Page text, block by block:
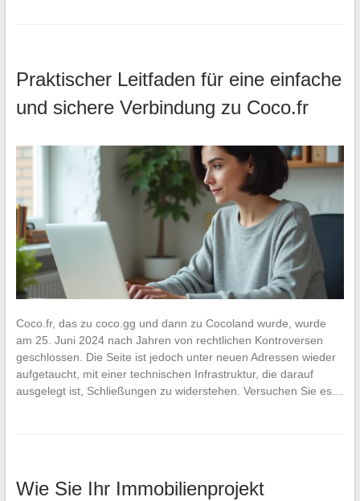
Praktischer Leitfaden für eine einfache
und sichere Verbindung zu Coco.fr
Coco.fr, das zu coco.gg und dann zu Cocoland wurde, wurde
am 25. Juni 2024 nach Jahren von rechtlichen Kontroversen
geschlossen. Die Seite ist jedoch unter neuen Adressen wieder
aufgetaucht, mit einer technischen Infrastruktur, die darauf
ausgelegt ist, Schließungen zu widerstehen. Versuchen Sie es…
Wie Sie Ihr Immobilienprojekt